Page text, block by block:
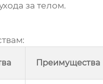
за телом.
Преимущества